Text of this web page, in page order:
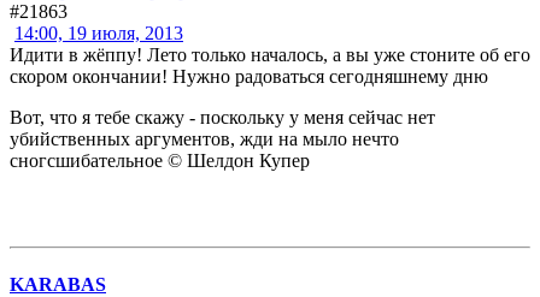
#21863
14:00, 19 июля, 2013
Идити в жёппу! Лето только началось, а вы уже стоните об его
скором окончании! Нужно радоваться сегодняшнему дню
Вот, что я тебе скажу - поскольку у меня сейчас нет
убийственных аргументов, жди на мыло нечто
сногсшибательное © Шелдон Купер
KARABAS